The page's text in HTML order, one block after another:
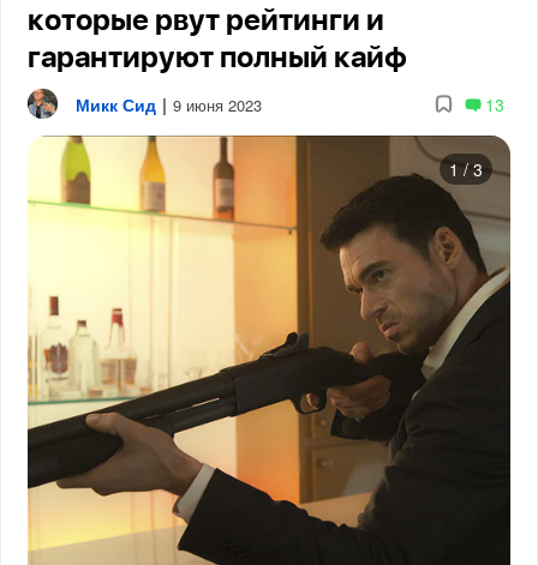
которые рвут рейтинги и
гарантируют полный кайф
Микк Сид | 9 июня 2023 13
1 / 3